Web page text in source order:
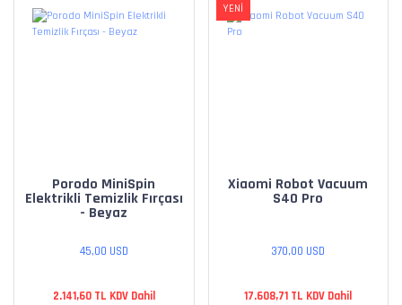
Porodo MiniSpin
Elektrikli Temizlik Fırçası
- Beyaz
45,00 USD
2.141,60 TL KDV Dahil
YENİ
Xiaomi Robot Vacuum
S40 Pro
370,00 USD
17.608,71 TL KDV Dahil